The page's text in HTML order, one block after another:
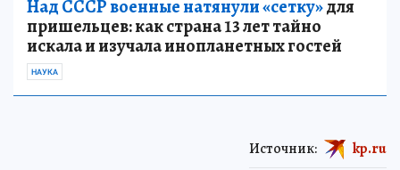
Над СССР военные натянули «сетку»для
пришельцев: как страна 13 лет тайно
искала и изучала инопланетных гостей
НАУКА
Источник: kp.ru